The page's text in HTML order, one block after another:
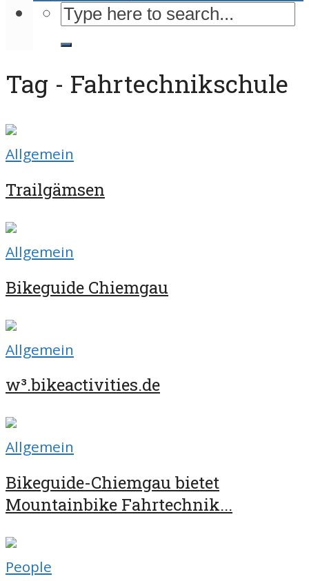
Tag - Fahrtechnikschule
Allgemein
Trailgämsen
Allgemein
Bikeguide Chiemgau
Allgemein
w³.bikeactivities.de
Allgemein
Bikeguide-Chiemgau bietet
Mountainbike Fahrtechnik...
People